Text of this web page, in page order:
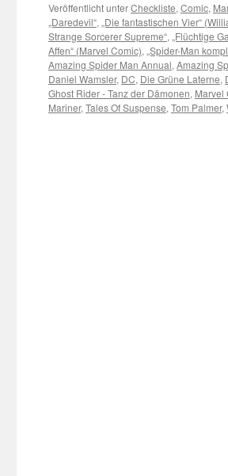
Veröffentlicht unterCheckliste, Comic,
„Daredevil“, „Die fantastischen Vier“
Strange Sorcerer Supreme“, „Flüchtige
Affen“ (Marvel Comic), „Spider-Man
Amazing Spider Man Annual, Amazing
Daniel Wamsler, DC, Die Grüne Laterne,
Ghost Rider - Tanz der Dämonen, Marvel
Mariner, Tales Of Suspense, Tom Palmer,